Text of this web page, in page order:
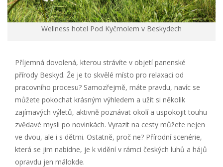
Wellness hotel Pod Kyčmolem v Beskydech
Příjemná dovolená, kterou strávíte v objetí panenské
přírody Beskyd. Že je to skvělé místo pro relaxaci od
pracovního procesu? Samozřejmě, máte pravdu, navíc se
můžete pokochat krásným výhledem a užít si několik
zajímavých výletů, aktivně poznávat okolí a uspokojit touhu
zvědavé mysli po novinkách. Vyrazit na cesty můžete nejen
ve dvou, ale i s dětmi. Ostatně, proč ne? Přírodní scenérie,
která se jim nabídne, je k vidění v rámci českých luhů a hájů
opravdu jen málokde.